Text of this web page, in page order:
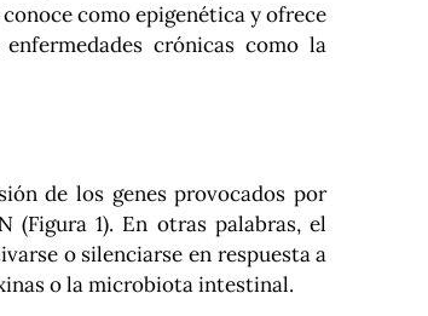
como epigenética y ofrece
crónicas como la
de los genes provocados por
1). En otras palabras, el
o silenciarse en respuesta a
o la microbiota intestinal.